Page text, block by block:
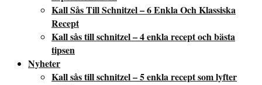
Kall Sås Till Schnitzel – 6 Enkla Och Klassiska
Recept
Kall sås till schnitzel – 4 enkla recept och bästa
tipsen
Nyheter
Kall sås till schnitzel – 5 enkla recept som lyfter